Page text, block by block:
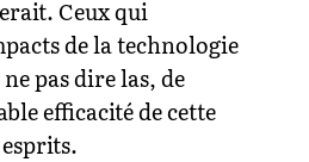
Ceux qui
de la technologie
pas dire las, de
efficacité de cette